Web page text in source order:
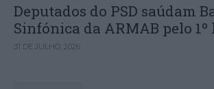
Deputados do PSD saúdam
Sinfónica da ARMAB pelo 1º
31 DE JULHO, 2026